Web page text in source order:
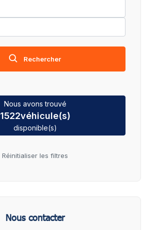
Rechercher
Nous avons trouvé
1522véhicule(s)
disponible(s)
Réinitialiser les filtres
Nous contacter